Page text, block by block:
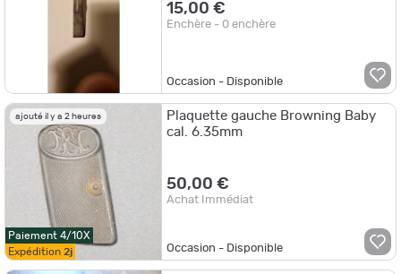
15,00 €
Enchère - 0 enchère
Occasion - Disponible
ajouté il y a 2 heures
Paiement 4/10X
Expédition 2j
Plaquette gauche Browning Baby
cal. 6.35mm
50,00 €
Achat Immédiat
Occasion - Disponible